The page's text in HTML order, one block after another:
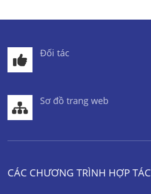
Đối tác
Sơ đồ trang web
CÁC CHƯƠNG TRÌNH HỢP TÁC